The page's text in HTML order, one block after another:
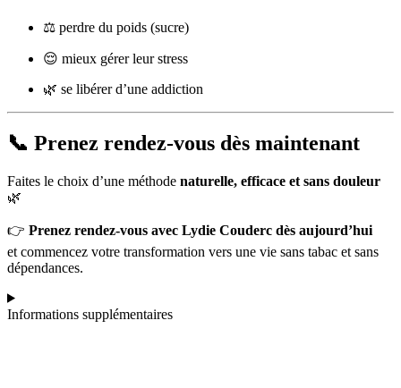
⚖️ perdre du poids (sucre)
😌 mieux gérer leur stress
🌿 se libérer d’une addiction
📞 Prenez rendez-vous dès maintenant
Faites le choix d’une méthode naturelle, efficace et sans douleur
🌿
👉 Prenez rendez-vous avec Lydie Couderc dès aujourd’hui
et commencez votre transformation vers une vie sans tabac et sans
dépendances.
Informations supplémentaires